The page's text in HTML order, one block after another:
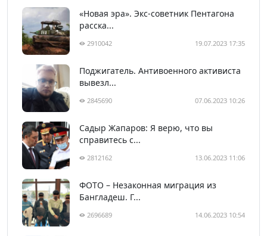
«Новая эра». Экс-советник Пентагона
расска...
2910042 19.07.2023 17:35
Поджигатель. Антивоенного активиста
вывезл...
2845690 07.06.2023 10:26
Садыр Жапаров: Я верю, что вы
справитесь с...
2812162 13.06.2023 11:06
ФОТО – Незаконная миграция из
Бангладеш. Г...
2696689 14.06.2023 10:54